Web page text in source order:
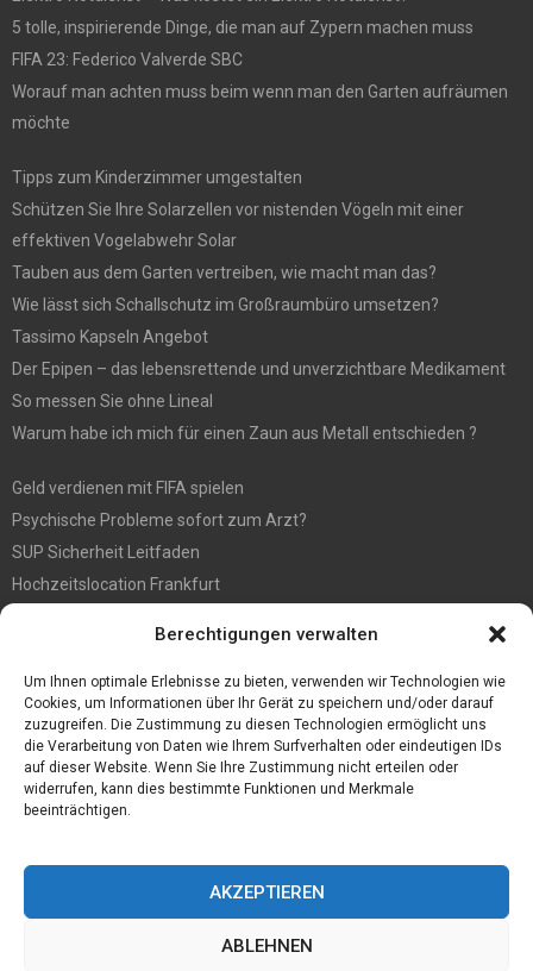
Berechtigungen verwalten
Um Ihnen optimale Erlebnisse zu bieten, verwenden wir Technologien wie
Cookies, um Informationen über Ihr Gerät zu speichern und/oder darauf
zuzugreifen. Die Zustimmung zu diesen Technologien ermöglicht uns
die Verarbeitung von Daten wie Ihrem Surfverhalten oder eindeutigen IDs
auf dieser Website. Wenn Sie Ihre Zustimmung nicht erteilen oder
widerrufen, kann dies bestimmte Funktionen und Merkmale
beeinträchtigen.
AKZEPTIEREN
ABLEHNEN
5 tolle, inspirierende Dinge, die man auf Zypern machen muss
FIFA 23: Federico Valverde SBC
Worauf man achten muss beim wenn man den Garten aufräumen
möchte
Tipps zum Kinderzimmer umgestalten
Schützen Sie Ihre Solarzellen vor nistenden Vögeln mit einer
effektiven Vogelabwehr Solar
Tauben aus dem Garten vertreiben, wie macht man das?
Wie lässt sich Schallschutz im Großraumbüro umsetzen?
Tassimo Kapseln Angebot
Der Epipen – das lebensrettende und unverzichtbare Medikament
So messen Sie ohne Lineal
Warum habe ich mich für einen Zaun aus Metall entschieden ?
Geld verdienen mit FIFA spielen
Psychische Probleme sofort zum Arzt?
SUP Sicherheit Leitfaden
Hochzeitslocation Frankfurt
Großer Spaß auf der Kirmes in Bonn!
Bester Oscam- und CCcam-Server für 2021